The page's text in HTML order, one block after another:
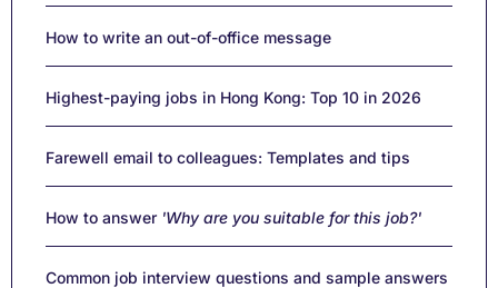
How to write an out-of-office message
Highest-paying jobs in Hong Kong: Top 10 in 2026
Farewell email to colleagues: Templates and tips
How to answer 'Why are you suitable for this job?'
Common job interview questions and sample answers